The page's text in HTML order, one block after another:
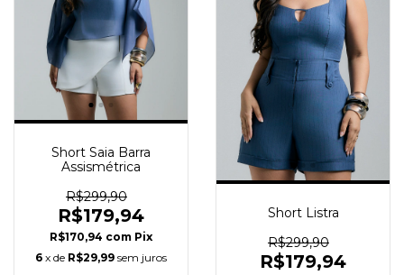
Short Saia Barra
Assismétrica
R$299,90
R$179,94
R$170,94 com Pix
6 x de R$29,99 sem juros
Short Listra
R$299,90
R$179,94